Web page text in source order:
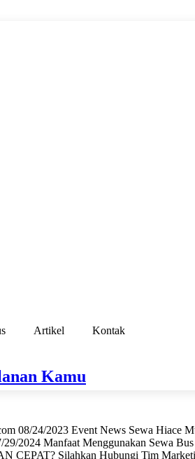
Artikel Kontak
Kamu
08/24/2023 Event News Sewa Hiace
2024 Manfaat Menggunakan Sewa
CEPAT? Silahkan Hubungi Tim